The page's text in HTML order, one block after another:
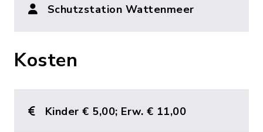
Schutzstation Wattenmeer
Kosten
Kinder € 5,00; Erw. € 11,00